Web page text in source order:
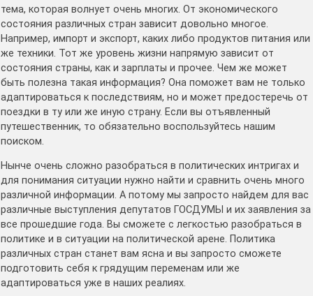
тема, которая волнует очень многих. От экономического
состояния различных стран зависит довольно многое.
Например, импорт и экспорт, каких либо продуктов питания или
же техники. Тот же уровень жизни напрямую зависит от
состояния страны, как и зарплаты и прочее. Чем же может
быть полезна такая информация? Она поможет вам не только
адаптироваться к последствиям, но и может предостеречь от
поездки в ту или же иную страну. Если вы отъявленный
путешественник, то обязательно воспользуйтесь нашим
поиском.
Нынче очень сложно разобраться в политических интригах и
для понимания ситуации нужно найти и сравнить очень много
различной информации. А потому мы запросто найдем для вас
различные выступления депутатов ГОСДУМЫ и их заявления за
все прошедшие года. Вы сможете с легкостью разобраться в
политике и в ситуации на политической арене. Политика
различных стран станет вам ясна и вы запросто сможете
подготовить себя к грядущим переменам или же
адаптироваться уже в наших реалиях.